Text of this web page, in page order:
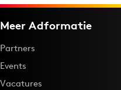
Meer Adformatie
Partners
Events
Vacatures